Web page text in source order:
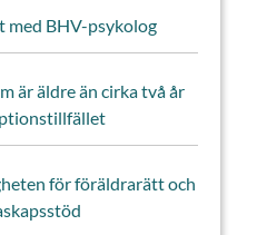
med BHV-psykolog
är äldre än cirka två år
för föräldrarätt och